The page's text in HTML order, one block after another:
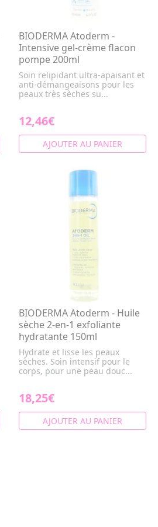
BIODERMA Atoderm -
Intensive gel-crème flacon
pompe 200ml
Soin relipidant ultra-apaisant et
anti-démangeaisons pour les
peaux très sèches su...
12,46€
AJOUTER AU PANIER
BIODERMA Atoderm - Huile
sèche 2-en-1 exfoliante
hydratante 150ml
Hydrate et lisse les peaux
sèches. Soin intensif pour le
corps, pour une peau douc...
18,25€
AJOUTER AU PANIER